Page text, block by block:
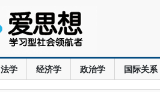
法学 经济学 政治学 国际关系